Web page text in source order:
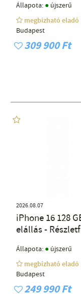
Állapota: ● újszerű
megbízható eladó
Budapest
309 900 Ft
2026.08.07
iPhone 16 128
elállás -
Állapota: ● újszerű
megbízható eladó
Budapest
249 990 Ft